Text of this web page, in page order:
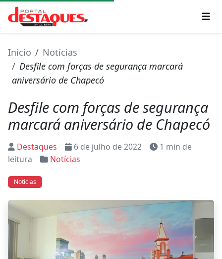
Início
Notícias
Desfile com forças de segurança marcará
aniversário de Chapecó
Desfile com forças de segurança
marcará aniversário de Chapecó
Destaques 6 de julho de 2022
1 min de
leitura
Notícias
Notícias